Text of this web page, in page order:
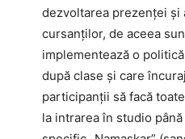
dezvoltarea prezenței
cursanților, de aceea
implementează o
după clase și care
participanții să facă
la intrarea în studio